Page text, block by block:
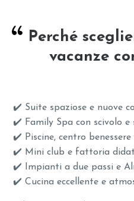
Perché
vacanze
✔️ Suite spaziose e nuove
✔️ Family Spa con scivolo e
✔️ Piscine, centro
✔️ Mini club e fattoria
✔️ Impianti a due passi e
✔️ Cucina eccellente e